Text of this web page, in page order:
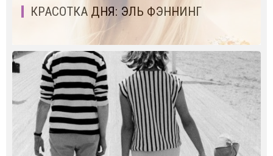
КРАСОТКА ДНЯ: ЭЛЬ ФЭННИНГ